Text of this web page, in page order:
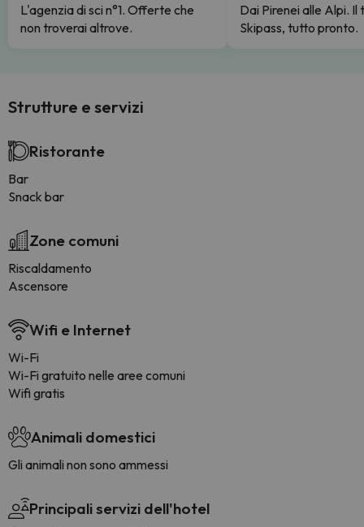
L'agenzia di sci n°1. Offerte che
non troverai altrove.
Dai Pirenei alle Alpi. Il
Skipass, tutto pronto.
Strutture e servizi
Ristorante
Bar
Snack bar
Zone comuni
Riscaldamento
Ascensore
Wifi e Internet
Wi-Fi
Wi-Fi gratuito nelle aree comuni
Wifi gratis
Animali domestici
Gli animali non sono ammessi
Principali servizi dell'hotel